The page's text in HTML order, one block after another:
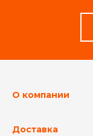
О компании
Доставка